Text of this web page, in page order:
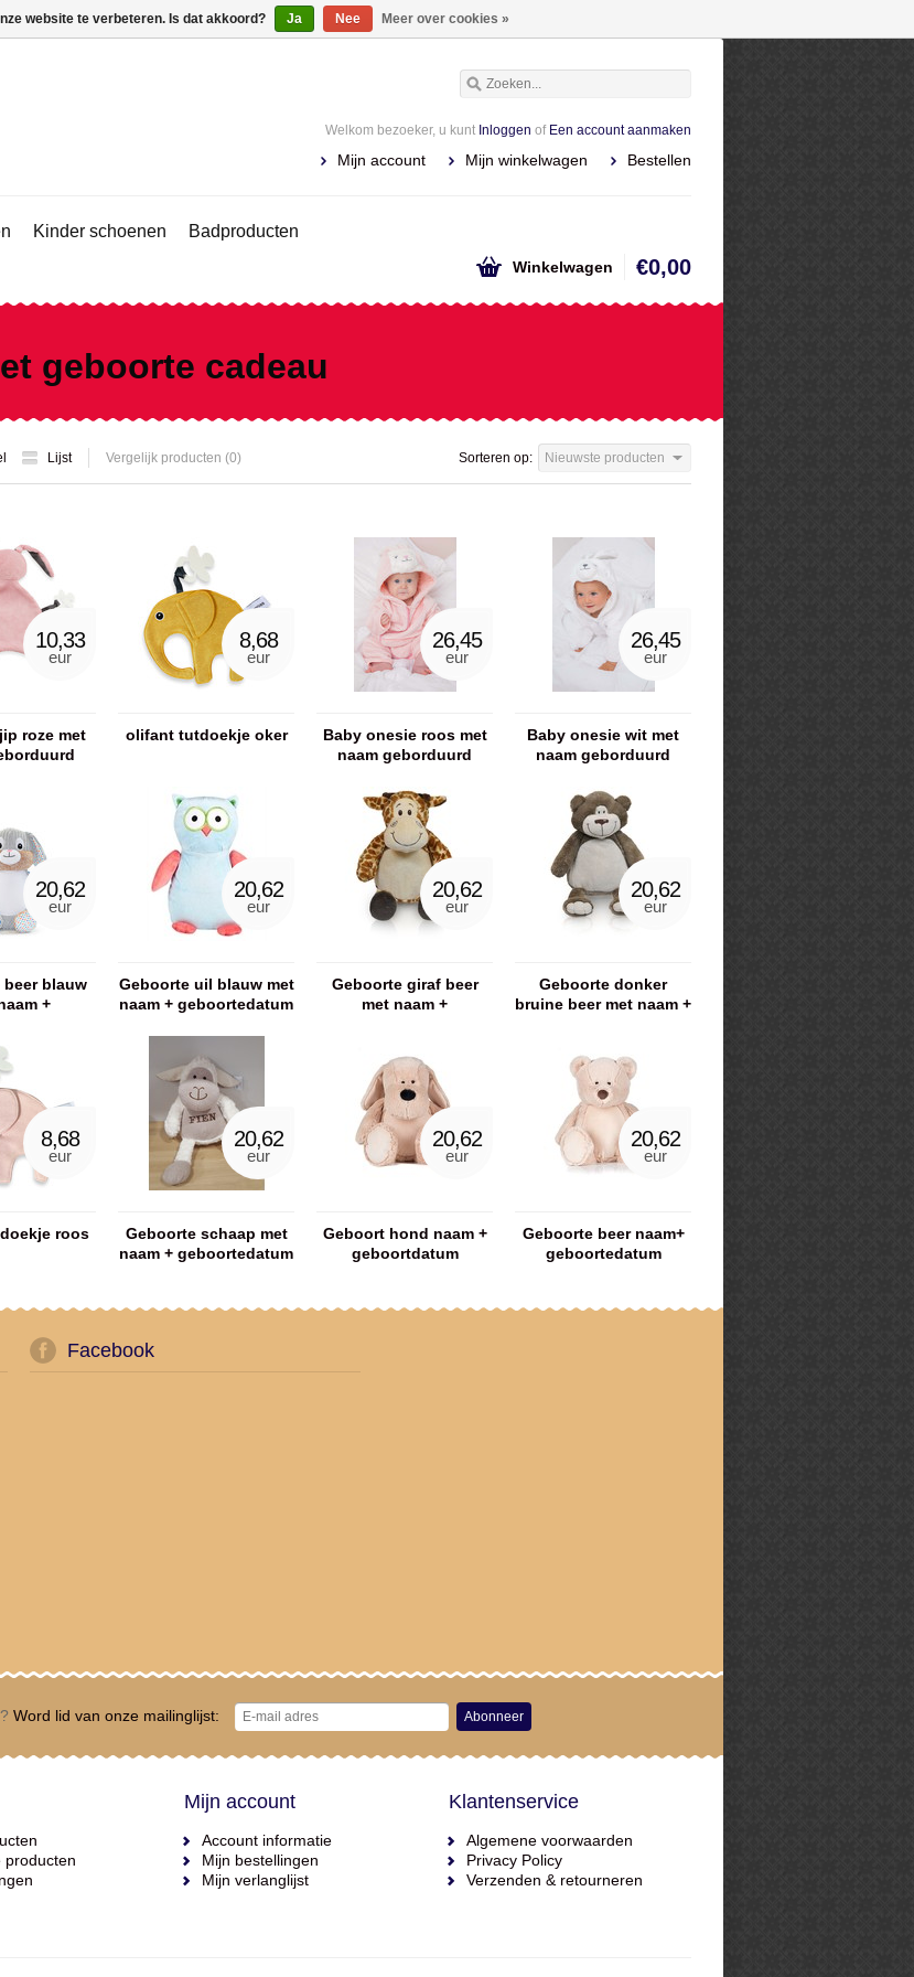
Welkom bezoeker, u kunt Inloggen of Een account aanmaken
Mijn account Mijn winkelwagen Bestellen
Kinder schoenen
Badproducten
Winkelwagen €0,00
geboorte cadeau
Lijst Vergelijk producten (0) Sorteren op: Nieuwste producten
10,33
eur
roze met
8,68
eur
olifant tutdoekje oker
26,45
eur
Baby onesie roos met
naam geborduurd
26,45
eur
Baby onesie wit met
naam geborduurd
20,62
eur
blauw
+
20,62
eur
Geboorte uil blauw met
naam + geboortedatum
20,62
eur
Geboorte giraf beer
met naam +
20,62
eur
Geboorte donker
bruine beer met naam +
8,68
eur
roos
20,62
eur
Geboorte schaap met
naam + geboortedatum
20,62
eur
Geboort hond naam +
geboortdatum
20,62
eur
Geboorte beer naam+
geboortedatum
Facebook
Word lid van onze mailinglijst: Abonneer
producten
Mijn account
Account informatie
Mijn bestellingen
Mijn verlanglijst
Klantenservice
Algemene voorwaarden
Privacy Policy
Verzenden & retourneren
website te verbeteren. Is dat akkoord? Ja Nee Meer over cookies »